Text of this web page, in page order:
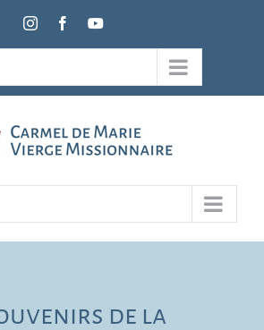
InstagramFacebookYouTube
de la